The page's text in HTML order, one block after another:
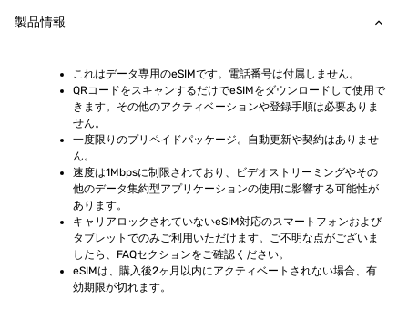
製品情報
これはデータ専用のeSIMです。電話番号は付属しません。
QRコードをスキャンするだけでeSIMをダウンロードして使用で
きます。その他のアクティベーションや登録手順は必要ありま
せん。
一度限りのプリペイドパッケージ。自動更新や契約はありませ
ん。
速度は1Mbpsに制限されており、ビデオストリーミングやその
他のデータ集約型アプリケーションの使用に影響する可能性が
あります。
キャリアロックされていないeSIM対応のスマートフォンおよび
タブレットでのみご利用いただけます。ご不明な点がございま
したら、FAQセクションをご確認ください。
eSIMは、購入後2ヶ月以内にアクティベートされない場合、有
効期限が切れます。